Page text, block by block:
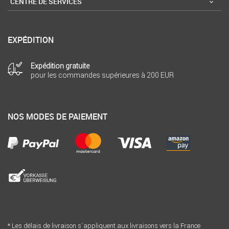
EXPÉDITION
Expédition gratuite
pour les commandes supérieures à 200 EUR
NOS MODES DE PAIEMENT
* Les délais de livraison s´appliquent aux livraisons vers la France